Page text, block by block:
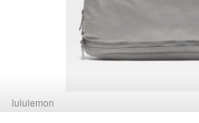
lululemon